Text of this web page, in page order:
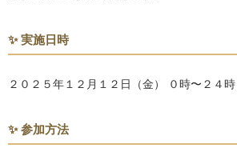
✨ 実施日時
２０２５年１２月１２日（金） ０時〜２４
✨ 参加方法